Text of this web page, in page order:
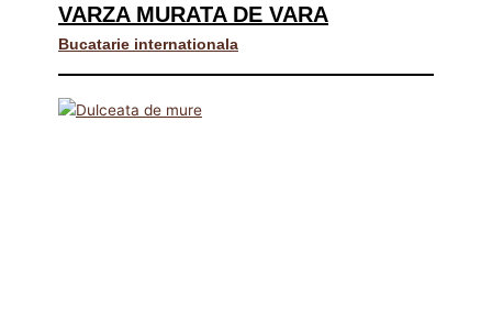
VARZA MURATA DE VARA
Bucatarie internationala